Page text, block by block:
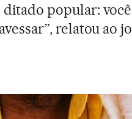
popular:
relatou ao